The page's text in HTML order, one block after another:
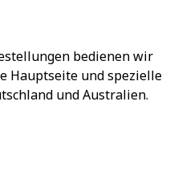
bedienen wir
Hauptseite und spezielle
und Australien.